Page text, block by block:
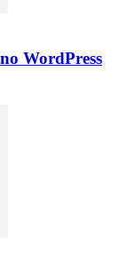
WordPress